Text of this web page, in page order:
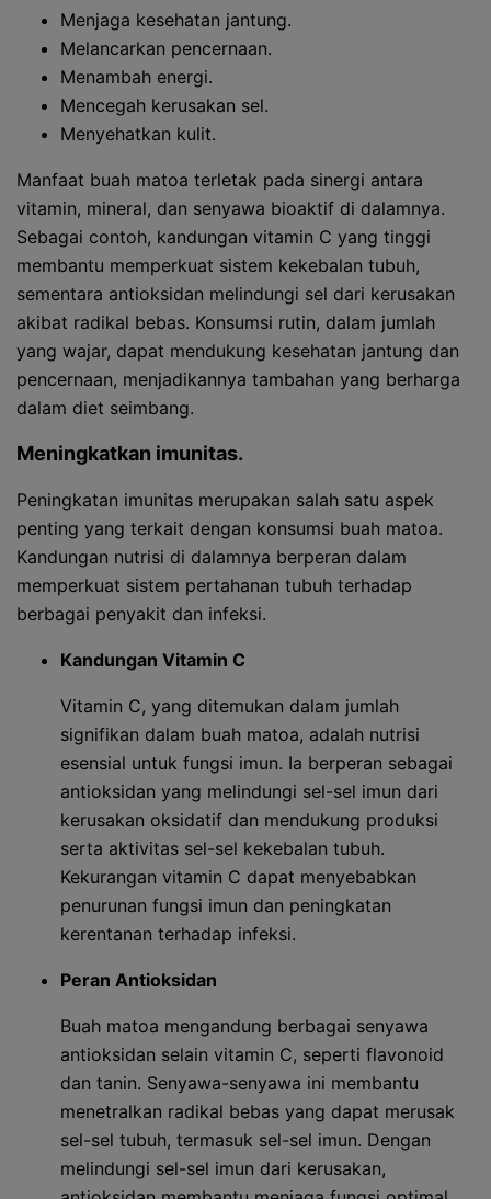
Menjaga kesehatan jantung.
Melancarkan pencernaan.
Menambah energi.
Mencegah kerusakan sel.
Menyehatkan kulit.
Manfaat buah matoa terletak pada sinergi antara
vitamin, mineral, dan senyawa bioaktif di dalamnya.
Sebagai contoh, kandungan vitamin C yang tinggi
membantu memperkuat sistem kekebalan tubuh,
sementara antioksidan melindungi sel dari kerusakan
akibat radikal bebas. Konsumsi rutin, dalam jumlah
yang wajar, dapat mendukung kesehatan jantung dan
pencernaan, menjadikannya tambahan yang berharga
dalam diet seimbang.
Meningkatkan imunitas.
Peningkatan imunitas merupakan salah satu aspek
penting yang terkait dengan konsumsi buah matoa.
Kandungan nutrisi di dalamnya berperan dalam
memperkuat sistem pertahanan tubuh terhadap
berbagai penyakit dan infeksi.
Kandungan Vitamin C
Vitamin C, yang ditemukan dalam jumlah
signifikan dalam buah matoa, adalah nutrisi
esensial untuk fungsi imun. Ia berperan sebagai
antioksidan yang melindungi sel-sel imun dari
kerusakan oksidatif dan mendukung produksi
serta aktivitas sel-sel kekebalan tubuh.
Kekurangan vitamin C dapat menyebabkan
penurunan fungsi imun dan peningkatan
kerentanan terhadap infeksi.
Peran Antioksidan
Buah matoa mengandung berbagai senyawa
antioksidan selain vitamin C, seperti flavonoid
dan tanin. Senyawa-senyawa ini membantu
menetralkan radikal bebas yang dapat merusak
sel-sel tubuh, termasuk sel-sel imun. Dengan
melindungi sel-sel imun dari kerusakan,